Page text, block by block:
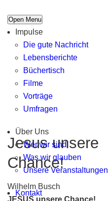
Open Menu
Impulse
Die gute Nachricht
Lebensberichte
Büchertisch
Filme
Vorträge
Umfragen
Über Uns
Wer wir sind
Was wir glauben
Unsere Veranstaltungen
Kontakt
Jesus unsere
Chance!
Wilhelm Busch
JESUS unsere Chance!